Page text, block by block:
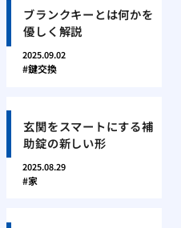
ブランクキーとは何かを
優しく解説
2025.09.02
鍵交換
玄関をスマートにする補
助錠の新しい形
2025.08.29
家